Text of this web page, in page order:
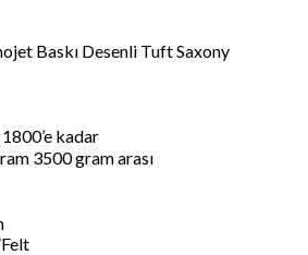
Baskı Desenli Tuft Saxony
kadar
3500 gram arası